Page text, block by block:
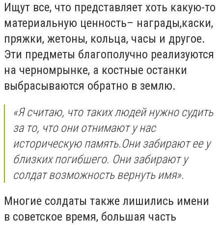
Ищут все, что представляет хоть какую-то
материальную ценность– награды,каски,
пряжки, жетоны, кольца, часы и другое.
Эти предметы благополучно реализуются
на черномрынке, а костные останки
выбрасываются обратно в землю.
«Я считаю, что таких людей нужно судить
за то, что они отнимают у нас
историческую память.Они забирают ее у
близких погибшего. Они забирают у
солдат возможность вернуть имя».
Многие солдаты также лишились имени
в советское время, большая часть